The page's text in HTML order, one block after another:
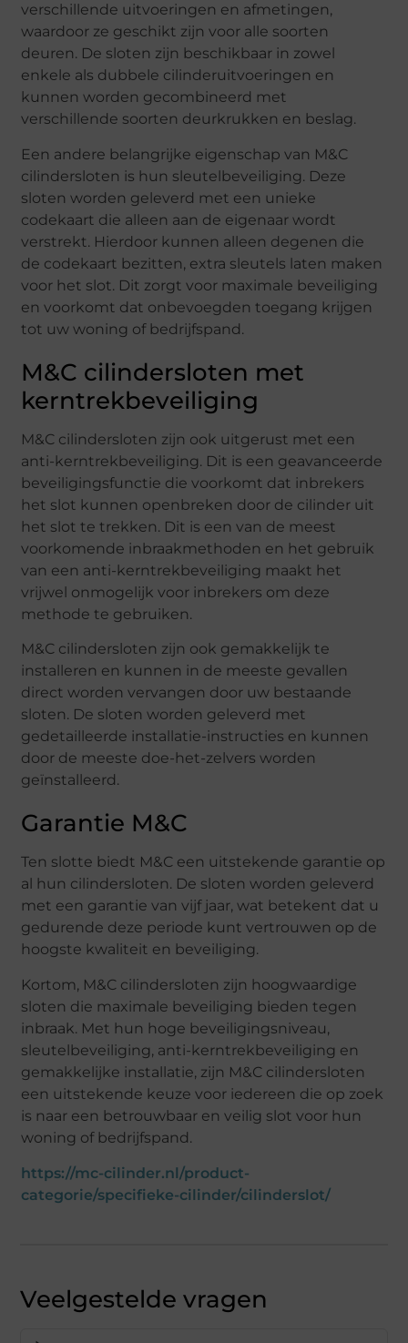
verschillende uitvoeringen en afmetingen,
waardoor ze geschikt zijn voor alle soorten
deuren. De sloten zijn beschikbaar in zowel
enkele als dubbele cilinderuitvoeringen en
kunnen worden gecombineerd met
verschillende soorten deurkrukken en beslag.
Een andere belangrijke eigenschap van M&C
cilindersloten is hun sleutelbeveiliging. Deze
sloten worden geleverd met een unieke
codekaart die alleen aan de eigenaar wordt
verstrekt. Hierdoor kunnen alleen degenen die
de codekaart bezitten, extra sleutels laten maken
voor het slot. Dit zorgt voor maximale beveiliging
en voorkomt dat onbevoegden toegang krijgen
tot uw woning of bedrijfspand.
M&C cilindersloten met
kerntrekbeveiliging
M&C cilindersloten zijn ook uitgerust met een
anti-kerntrekbeveiliging. Dit is een geavanceerde
beveiligingsfunctie die voorkomt dat inbrekers
het slot kunnen openbreken door de cilinder uit
het slot te trekken. Dit is een van de meest
voorkomende inbraakmethoden en het gebruik
van een anti-kerntrekbeveiliging maakt het
vrijwel onmogelijk voor inbrekers om deze
methode te gebruiken.
M&C cilindersloten zijn ook gemakkelijk te
installeren en kunnen in de meeste gevallen
direct worden vervangen door uw bestaande
sloten. De sloten worden geleverd met
gedetailleerde installatie-instructies en kunnen
door de meeste doe-het-zelvers worden
geïnstalleerd.
Garantie M&C
Ten slotte biedt M&C een uitstekende garantie op
al hun cilindersloten. De sloten worden geleverd
met een garantie van vijf jaar, wat betekent dat u
gedurende deze periode kunt vertrouwen op de
hoogste kwaliteit en beveiliging.
Kortom, M&C cilindersloten zijn hoogwaardige
sloten die maximale beveiliging bieden tegen
inbraak. Met hun hoge beveiligingsniveau,
sleutelbeveiliging, anti-kerntrekbeveiliging en
gemakkelijke installatie, zijn M&C cilindersloten
een uitstekende keuze voor iedereen die op zoek
is naar een betrouwbaar en veilig slot voor hun
woning of bedrijfspand.
https://mc-cilinder.nl/product-
categorie/specifieke-cilinder/cilinderslot/
Veelgestelde vragen